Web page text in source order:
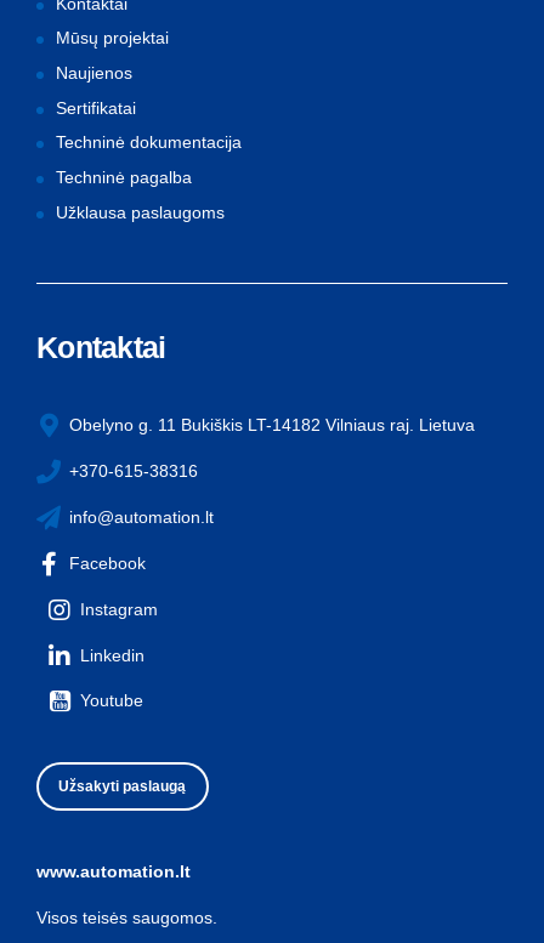
Mūsų projektai
Naujienos
Sertifikatai
Techninė dokumentacija
Techninė pagalba
Užklausa paslaugoms
Kontaktai
Obelyno g. 11 Bukiškis LT-14182 Vilniaus raj. Lietuva
+370-615-38316
info@automation.lt
Facebook
Instagram
Linkedin
Youtube
Užsakyti paslaugą
www.automation.lt
Visos teisės saugomos.